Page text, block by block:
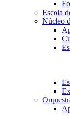
Escola
Núcleo